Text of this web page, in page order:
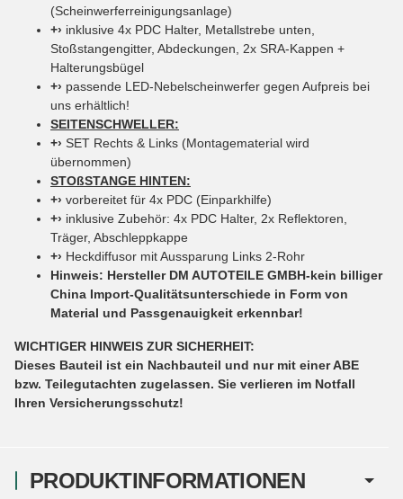
PRODUKTINFORMATIONEN
(Scheinwerferreinigungsanlage)
+› inklusive 4x PDC Halter, Metallstrebe unten,
Stoßstangengitter, Abdeckungen, 2x SRA-Kappen +
Halterungsbügel
+› passende LED-Nebelscheinwerfer gegen Aufpreis bei
uns erhältlich!
SEITENSCHWELLER:
+› SET Rechts & Links (Montagematerial wird
übernommen)
STOßSTANGE HINTEN:
+› vorbereitet für 4x PDC (Einparkhilfe)
+› inklusive Zubehör: 4x PDC Halter, 2x Reflektoren,
Träger, Abschleppkappe
+› Heckdiffusor mit Aussparung Links 2-Rohr
Hinweis: Hersteller DM AUTOTEILE GMBH-kein billiger
China Import-Qualitätsunterschiede in Form von
Material und Passgenauigkeit erkennbar!
WICHTIGER HINWEIS ZUR SICHERHEIT:
Dieses Bauteil ist ein Nachbauteil und nur mit einer ABE
bzw. Teilegutachten zugelassen. Sie verlieren im Notfall
Ihren Versicherungsschutz!